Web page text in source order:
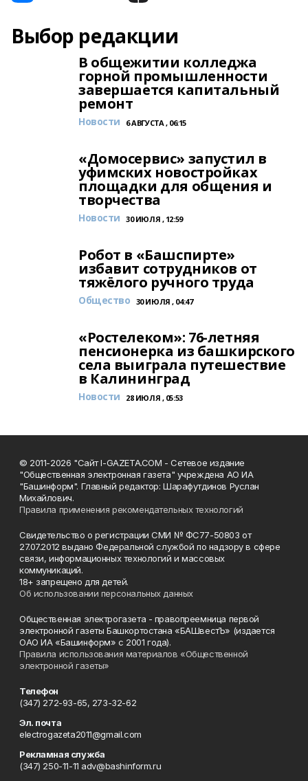
Выбор редакции
В общежитии колледжа
горной промышленности
завершается капитальный
ремонт
Новости 6 АВГУСТА , 06:15
«Домосервис» запустил в
уфимских новостройках
площадки для общения и
творчества
Новости 30 ИЮЛЯ , 12:59
Робот в «Башспирте»
избавит сотрудников от
тяжёлого ручного труда
Общество 30 ИЮЛЯ , 04:47
«Ростелеком»: 76-летняя
пенсионерка из башкирского
села выиграла путешествие
в Калининград
Новости 28 ИЮЛЯ , 05:53
© 2011-2026 "Сайт I-GAZETA.COM - Сетевое издание
"Общественная электронная газета" учреждена АО ИА
"Башинформ". Главный редактор: Шарафутдинов Руслан
Михайлович.
Правила применения рекомендательных технологий
Свидетельство о регистрации СМИ № ФС77-50803 от
27.07.2012 выдано Федеральной службой по надзору в сфере
связи, информационных технологий и массовых
коммуникаций.
18+ запрещено для детей.
Об использовании персональных данных
Общественная электрогазета - правопреемница первой
электронной газеты Башкортостана «БАШвестЪ» (издается
ОАО ИА «Башинформ» с 2001 года).
Правила использования материалов «Общественной
электронной газеты»
Телефон
(347) 272-93-65, 273-32-62
Эл. почта
electrogazeta2011@gmail.com
Рекламная служба
(347) 250-11-11 adv@bashinform.ru